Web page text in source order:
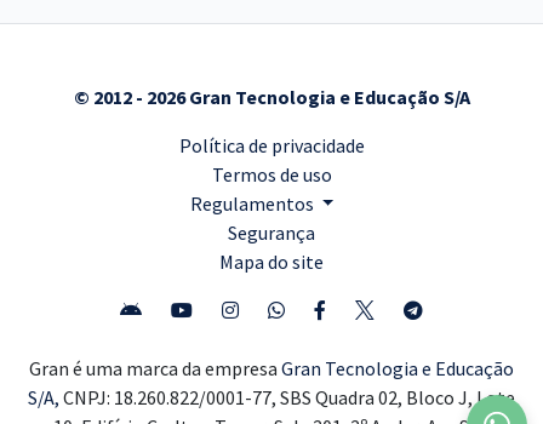
© 2012 - 2026 Gran Tecnologia e Educação S/A
Política de privacidade
Termos de uso
Regulamentos
Segurança
Mapa do site
Gran é uma marca da empresa Gran Tecnologia e Educação
S/A, CNPJ: 18.260.822/0001-77, SBS Quadra 02, Bloco J, Lote